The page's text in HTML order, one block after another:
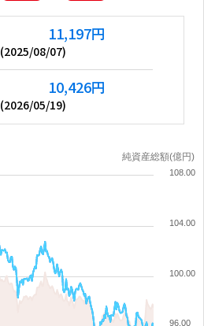
11,197円
(2025/08/07)
10,426円
(2026/05/19)
純資産総額(億円)
96.00
100.00
104.00
108.00